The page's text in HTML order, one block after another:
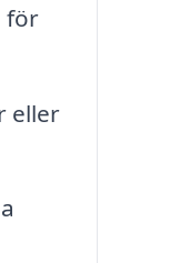
för
eller